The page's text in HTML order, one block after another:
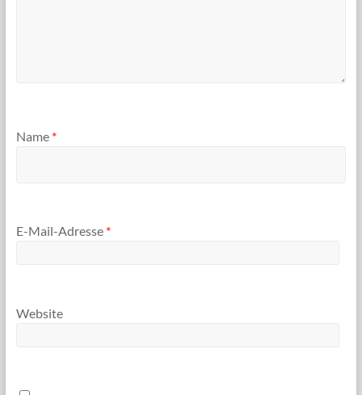
Name *
E-Mail-Adresse *
Website